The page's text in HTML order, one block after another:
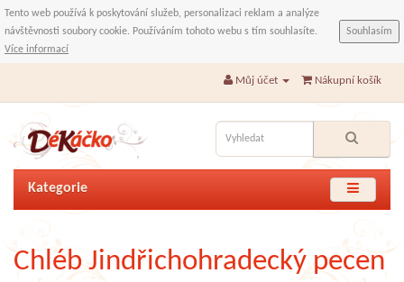
Tento web používá k poskytování služeb, personalizaci reklam a analýze
návštěvnosti soubory cookie. Používáním tohoto webu s tím souhlasíte.
Více informací
Souhlasím
Můj účet Nákupní košík
Kategorie
Chléb Jindřichohradecký pecen